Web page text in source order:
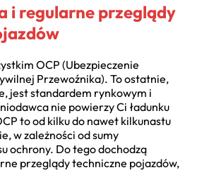
i regularne przeglądy
OCP (Ubezpieczenie
Przewoźnika). To ostatnie,
jest standardem rynkowym i
nie powierzy Ci ładunku
to od kilku do nawet kilkunastu
w zależności od sumy
ochrony. Do tego dochodzą
przeglądy techniczne pojazdów,